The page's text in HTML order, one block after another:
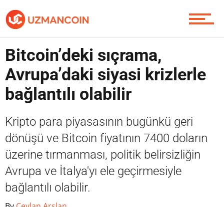
Yazarlardan
Piyasa
Contact / İletişim
Bitcoin’deki sıçrama,
Avrupa’daki siyasi krizlerle
bağlantılı olabilir
Kripto para piyasasının bugünkü geri
dönüşü ve Bitcoin fiyatının 7400 doların
üzerine tırmanması, politik belirsizliğin
Avrupa ve İtalya'yı ele geçirmesiyle
bağlantılı olabilir.